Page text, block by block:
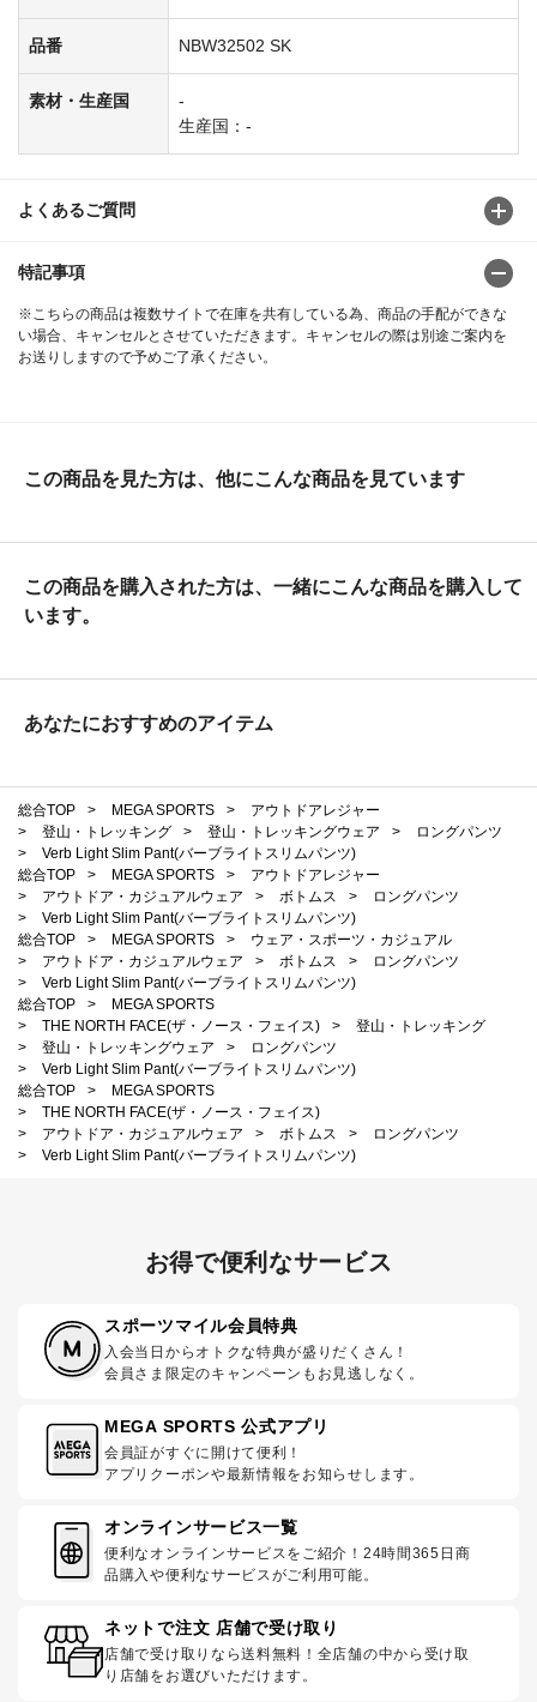
品番 NBW32502 SK
素材・生産国
-
生産国：-
よくあるご質問
特記事項
※こちらの商品は複数サイトで在庫を共有している為、商品の手配ができな
い場合、キャンセルとさせていただきます。キャンセルの際は別途ご案内を
お送りしますので予めご了承ください。
この商品を見た方は、他にこんな商品を見ています
この商品を購入された方は、一緒にこんな商品を購入して
います。
あなたにおすすめのアイテム
総合TOP > MEGA SPORTS >
アウトドアレジャー
>
登山・トレッキング > 登山・トレッキングウェア >
ロングパンツ
>
Verb Light Slim Pant(バーブライトスリムパンツ)
総合TOP
> MEGA SPORTS >
アウトドアレジャー
>
アウトドア・カジュアルウェア > ボトムス >
ロングパンツ
>
Verb Light Slim Pant(バーブライトスリムパンツ)
総合TOP
> MEGA SPORTS >
ウェア・スポーツ・カジュアル
>
アウトドア・カジュアルウェア > ボトムス >
ロングパンツ
>
Verb Light Slim Pant(バーブライトスリムパンツ)
総合TOP
>
MEGA SPORTS
>
THE NORTH FACE(ザ・ノース・フェイス) >
登山・トレッキング
>
登山・トレッキングウェア >
ロングパンツ
>
Verb Light Slim Pant(バーブライトスリムパンツ)
総合TOP
>
MEGA SPORTS
>
THE NORTH FACE(ザ・ノース・フェイス)
>
アウトドア・カジュアルウェア > ボトムス >
ロングパンツ
>
Verb Light Slim Pant(バーブライトスリムパンツ)
お得で便利なサービス
スポーツマイル会員特典
入会当日からオトクな特典が盛りだくさん！
会員さま限定のキャンペーンもお見逃しなく。
MEGA SPORTS 公式アプリ
会員証がすぐに開けて便利！
アプリクーポンや最新情報をお知らせします。
オンラインサービス一覧
便利なオンラインサービスをご紹介！24時間365日商
品購入や便利なサービスがご利用可能。
ネットで注文 店舗で受け取り
店舗で受け取りなら送料無料！全店舗の中から受け取
り店舗をお選びいただけます。